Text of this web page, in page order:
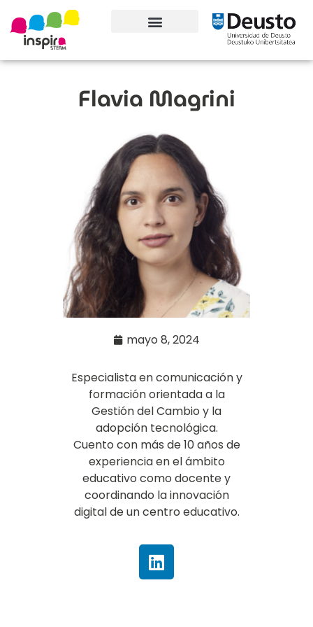
Flavia Magrini
mayo 8, 2024
Especialista en comunicación y
formación orientada a la
Gestión del Cambio y la
adopción tecnológica.
Cuento con más de 10 años de
experiencia en el ámbito
educativo como docente y
coordinando la innovación
digital de un centro educativo.